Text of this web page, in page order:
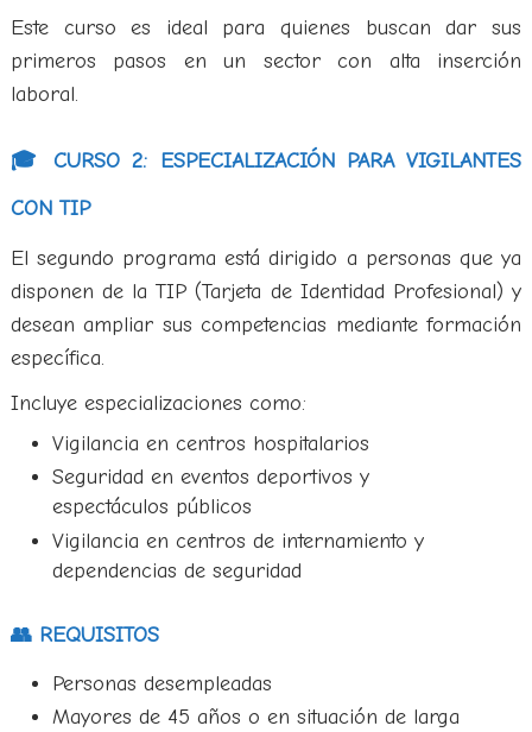
Este curso es ideal para quienes buscan dar sus
primeros pasos en un sector con alta inserción
laboral.
🎓 CURSO 2: ESPECIALIZACIÓN PARA VIGILANTES
CON TIP
El segundo programa está dirigido a personas que ya
disponen de la TIP (Tarjeta de Identidad Profesional) y
desean ampliar sus competencias mediante formación
específica.
Incluye especializaciones como:
Vigilancia en centros hospitalarios
Seguridad en eventos deportivos y
espectáculos públicos
Vigilancia en centros de internamiento y
dependencias de seguridad
👥 REQUISITOS
Personas desempleadas
Mayores de 45 años o en situación de larga